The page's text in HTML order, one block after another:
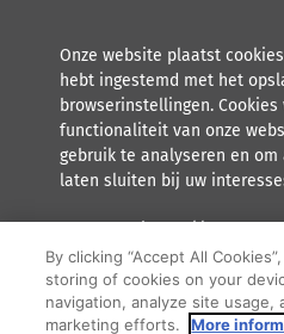
Onze website plaatst
hebt ingestemd met het
browserinstellingen.
functionaliteit van onze
gebruik te analyseren en
laten sluiten bij uw
Lees meer over hoe Orkla met
inclusief het recht tot inzage.
F
By clicking “Accept All
storing of cookies on your
navigation, analyze site usage,
marketing efforts.
More